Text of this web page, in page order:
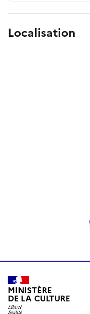
Localisation
MINISTÈRE
DE LA CULTURE